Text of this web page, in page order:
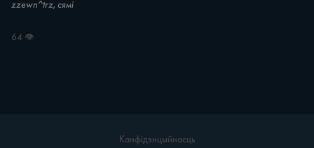
zzewn^trz, сямі
64 👁
Канфідэнцыйнасць